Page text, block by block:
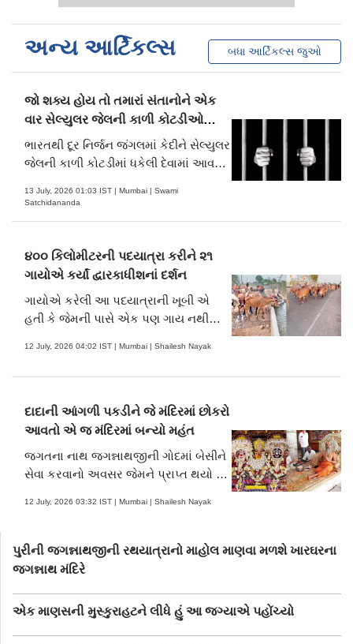
અન્ય આર્ટિકલ્સ બધા આર્ટિકલ્સ જુઓ
જો શક્ય હોય તો તમારાં સંતાનોને એક
વાર સેલ્યુલર જેલની કાળી કોટડીઓ
દેખાડજો
ભારતથી દૂર નિર્જન જંગલમાં કેદીને સેલ્યુલર
જેલની કાળી કોટડીમાં ધકેલી દેવામાં આવતો.
કેદીને કશું જ દેખાય નહીં. હવા માટેની એક
13 July, 2026 01:03 IST | Mumbai | Swami
Satchidananda
૪૦૦ કિલોમીટરની પદયાત્રા કરીને ૨૧
ગાયોએ કર્યાં દ્વારકાધીશનાં દર્શન
ગાયોએ કરેલી આ પદયાત્રાની ખૂબી એ
હતી કે જેમની પાસે એક પણ ગાય નથી
ગૌપદયાત્રા યોજી હતી. આવો જાણીએ
12 July, 2026 04:02 IST | Mumbai | Shailesh Nayak
દાદાની આંગળી પકડીને જે મંદિરમાં છોકરો
આવતો એ જ મંદિરમાં બન્યો મહંત
જગતના નાથ જગન્નાથજીની ગોદમાં બેસીને
સેવા કરવાનો અવસર જેમને પ્રાપ્ત થયો છે
દિલીપદાસજી મહારાજની મહંત તરીકેની
રથયાત્રાની જાણી-અજાણી વાતોનો કરીએ
સત્સંગ
12 July, 2026 03:32 IST | Mumbai | Shailesh Nayak
પુરીની જગન્નાથજીની રથયાત્રાનો માહોલ માણવા મળશે ખારઘરના
જગન્નાથ મંદિરે
એક માણસની મુસ્કુરાહટને લીધે હું આ જગ્યાએ પહોંચ્યો